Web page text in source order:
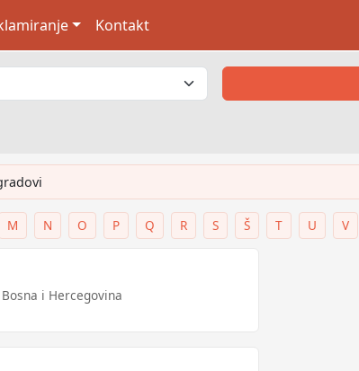
Kontakt
M N O P Q R S Š T U V
i Hercegovina